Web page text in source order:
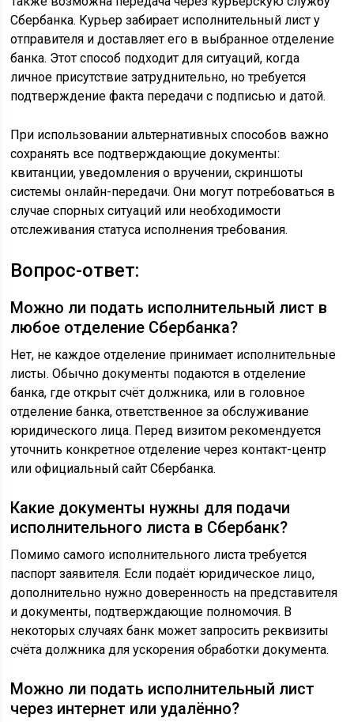
Сбербанка. Курьер забирает исполнительный лист у
отправителя и доставляет его в выбранное отделение
банка. Этот способ подходит для ситуаций, когда
личное присутствие затруднительно, но требуется
подтверждение факта передачи с подписью и датой.
При использовании альтернативных способов важно
сохранять все подтверждающие документы:
квитанции, уведомления о вручении, скриншоты
системы онлайн-передачи. Они могут потребоваться в
случае спорных ситуаций или необходимости
отслеживания статуса исполнения требования.
Вопрос-ответ:
Можно ли подать исполнительный лист в
любое отделение Сбербанка?
Нет, не каждое отделение принимает исполнительные
листы. Обычно документы подаются в отделение
банка, где открыт счёт должника, или в головное
отделение банка, ответственное за обслуживание
юридического лица. Перед визитом рекомендуется
уточнить конкретное отделение через контакт-центр
или официальный сайт Сбербанка.
Какие документы нужны для подачи
исполнительного листа в Сбербанк?
Помимо самого исполнительного листа требуется
паспорт заявителя. Если подаёт юридическое лицо,
дополнительно нужно доверенность на представителя
и документы, подтверждающие полномочия. В
некоторых случаях банк может запросить реквизиты
счёта должника для ускорения обработки документа.
Можно ли подать исполнительный лист
через интернет или удалённо?